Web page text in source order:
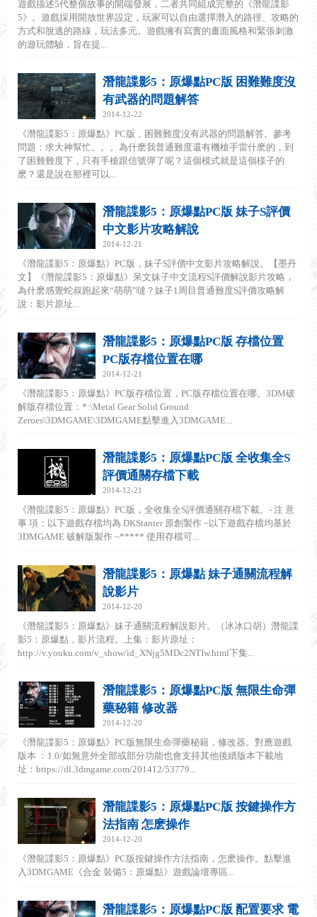
遊戲描述5代整個故事的開端發展，二者共同組成完整的《潛龍諜影
5》。遊戲採用開放世界設定，玩家可以自由選擇潛入的路徑、攻略的
方式和脫逃的路線，玩法多元。遊戲擁有寫實的畫面風格和緊張刺激
的遊玩體驗，旨在提...
潛龍諜影5：原爆點PC版 困難難度沒
有武器的問題解答
2014-12-22
《潛龍諜影5：原爆點》PC版，困難難度沒有武器的問題解答。參考
問題：求大神幫忙。。。為什麽我普通難度還有機槍手雷什麽的，到
了困難難度下，只有手槍跟信號彈了呢？這個模式就是這個樣子的
麽？還是說在那裡可以...
潛龍諜影5：原爆點PC版 妹子S評價
中文影片攻略解說
2014-12-21
《潛龍諜影5：原爆點》PC版，妹子S評價中文影片攻略解說。【墨丹
文】《潛龍諜影5：原爆點》呆文妹子中文流程S評價解說影片攻略，
為什麽感覺蛇叔跑起來“萌萌”噠？妹子1周目普通難度S評價攻略解
說：影片原址...
潛龍諜影5：原爆點PC版 存檔位置
PC版存檔位置在哪
2014-12-21
《潛龍諜影5：原爆點》PC版存檔位置，PC版存檔位置在哪。3DM破
解版存檔位置：*:\Metal Gear Solid Ground
Zeroes\3DMGAME\3DMGAME點擊進入3DMGAME...
潛龍諜影5：原爆點PC版 全收集全S
評價通關存檔下載
2014-12-21
《潛龍諜影5：原爆點》PC版，全收集全S評價通關存檔下載。- 注 意
事 項：以下遊戲存檔均為 DKStanter 原創製作 ~以下遊戲存檔均基於
3DMGAME 破解版製作 ~***** 使用存檔可...
潛龍諜影5：原爆點 妹子通關流程解
說影片
2014-12-20
《潛龍諜影5：原爆點》妹子通關流程解說影片。（冰冰口胡）潛龍諜
影5：原爆點，影片流程。上集：影片原址：
http://v.youku.com/v_show/id_XNjg5MDc2NTIw.html下集...
潛龍諜影5：原爆點PC版 無限生命彈
藥秘籍 修改器
2014-12-20
《潛龍諜影5：原爆點》PC版無限生命彈藥秘籍，修改器。對應遊戲
版本 ：1.0/如無意外全部或部分功能也會支持其他後續版本下載地
址：https://dl.3dmgame.com/201412/53779...
潛龍諜影5：原爆點PC版 按鍵操作方
法指南 怎麽操作
2014-12-20
《潛龍諜影5：原爆點》PC版按鍵操作方法指南，怎麽操作。點擊進
入3DMGAME《合金 裝備5：原爆點》遊戲論壇專區...
潛龍諜影5：原爆點PC版 配置要求 電